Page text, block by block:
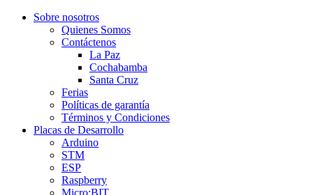
Sobre nosotros
Quienes Somos
Contáctenos
La Paz
Cochabamba
Santa Cruz
Ferias
Políticas de garantía
Términos y Condiciones
Placas de Desarrollo
Arduino
STM
ESP
Raspberry
Micro:BIT